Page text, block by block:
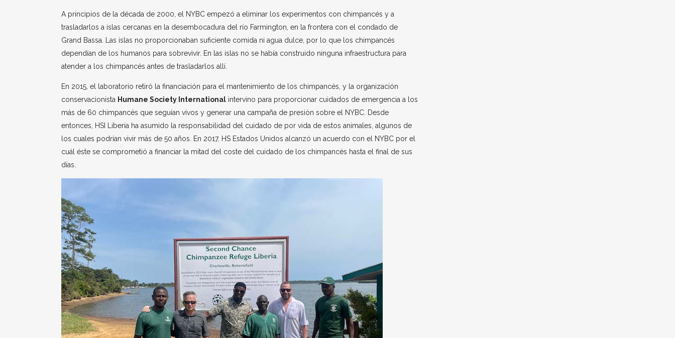
A principios de la década de 2000, el NYBC empezó a eliminar los experimentos con chimpancés y a
trasladarlos a islas cercanas en la desembocadura del río Farmington, en la frontera con el condado de
Grand Bassa. Las islas no proporcionaban suficiente comida ni agua dulce, por lo que los chimpancés
dependían de los humanos para sobrevivir. En las islas no se había construido ninguna infraestructura para
atender a los chimpancés antes de trasladarlos allí.
En 2015, el laboratorio retiró la financiación para el mantenimiento de los chimpancés, y la organización
conservacionista Humane Society International intervino para proporcionar cuidados de emergencia a los
más de 60 chimpancés que seguían vivos y generar una campaña de presión sobre el NYBC. Desde
entonces, HSI Liberia ha asumido la responsabilidad del cuidado de por vida de estos animales, algunos de
los cuales podrían vivir más de 50 años. En 2017, HS Estados Unidos alcanzó un acuerdo con el NYBC por el
cuál éste se comprometió a financiar la mitad del coste del cuidado de los chimpancés hasta el final de sus
días.